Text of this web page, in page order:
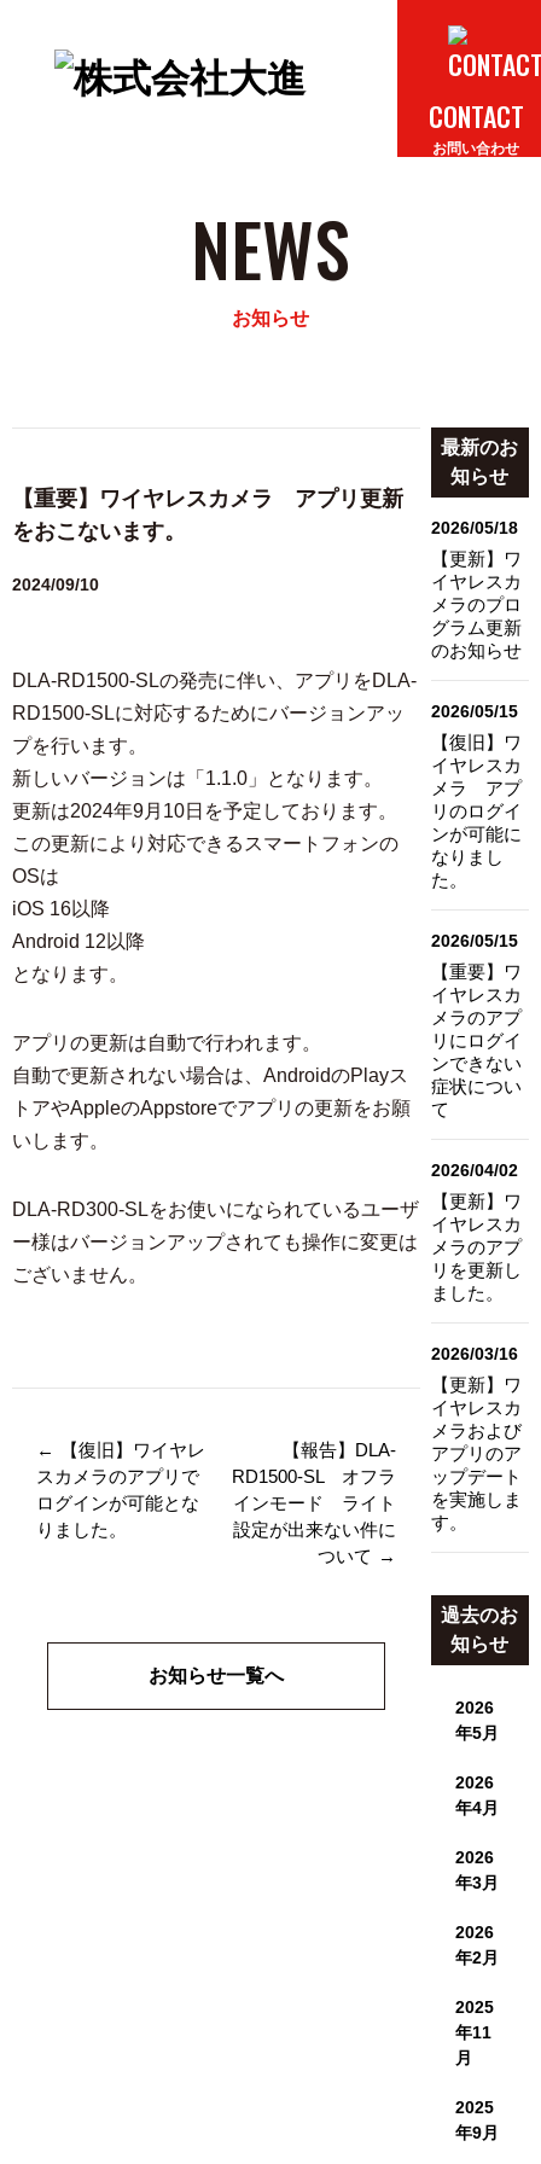
HOME
ホーム
CONTACT
お問い合わせ
NEWS
お知らせ
【重要】ワイヤレスカメラ アプリ更新
をおこないます。
2024/09/10
DLA-RD1500-SLの発売に伴い、アプリをDLA-
RD1500-SLに対応するためにバージョンアッ
プを行います。
新しいバージョンは「1.1.0」となります。
更新は2024年9月10日を予定しております。
この更新により対応できるスマートフォンの
OSは
iOS 16以降
Android 12以降
となります。
アプリの更新は自動で行われます。
自動で更新されない場合は、AndroidのPlayス
トアやAppleのAppstoreでアプリの更新をお願
いします。
DLA-RD300-SLをお使いになられているユーザ
ー様はバージョンアップされても操作に変更は
ございません。
←
【復旧】ワイヤレ
スカメラのアプリで
ログインが可能とな
りました。
【報告】DLA-
RD1500-SL オフラ
インモード ライト
設定が出来ない件に
ついて →
お知らせ一覧へ
最新のお
知らせ
2026/05/18
【更新】ワ
イヤレスカ
メラのプロ
グラム更新
のお知らせ
2026/05/15
【復旧】ワ
イヤレスカ
メラ アプ
リのログイ
ンが可能に
なりまし
た。
2026/05/15
【重要】ワ
イヤレスカ
メラのアプ
リにログイ
ンできない
症状につい
て
2026/04/02
【更新】ワ
イヤレスカ
メラのアプ
リを更新し
ました。
2026/03/16
【更新】ワ
イヤレスカ
メラおよび
アプリのア
ップデート
を実施しま
す。
過去のお
知らせ
2026
年5月
2026
年4月
2026
年3月
2026
年2月
2025
年11
月
2025
年9月